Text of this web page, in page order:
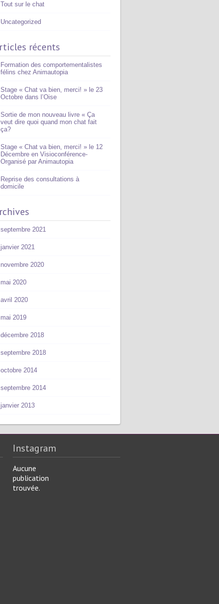
Tout sur le chat
Uncategorized
récents
Formation des comportementalistes
félins chez Animautopia
Stage « Chat va bien, merci! » le 23
Octobre dans l’Oise
Sortie de mon nouveau livre « Ça
veut dire quoi quand mon chat fait
ça?
Stage « Chat va bien, merci! » le 12
Décembre en Visioconférence-
Organisé par Animautopia
Reprise des consultations à
domicile
septembre 2021
janvier 2021
novembre 2020
mai 2020
avril 2020
mai 2019
décembre 2018
septembre 2018
octobre 2014
septembre 2014
janvier 2013
Instagram
Aucune
publication
trouvée.